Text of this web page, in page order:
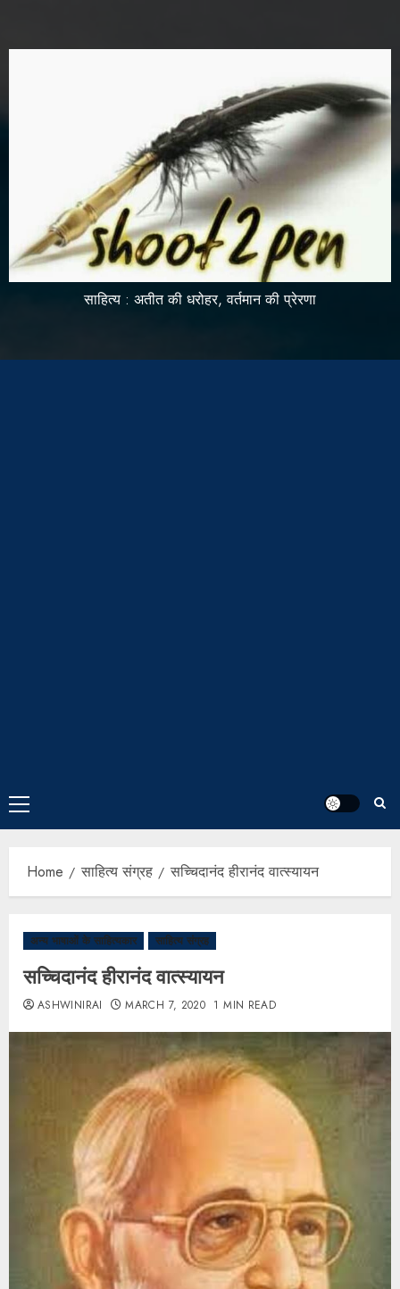
साहित्य : अतीत की धरोहर, वर्तमान की प्रेरणा
Home साहित्य संग्रह सच्चिदानंद हीरानंद वात्स्यायन
अन्य भाषाओं के साहित्यकार साहित्य संग्रह
सच्चिदानंद हीरानंद वात्स्यायन
ASHWINIRAI MARCH 7, 2020 1 MIN READ